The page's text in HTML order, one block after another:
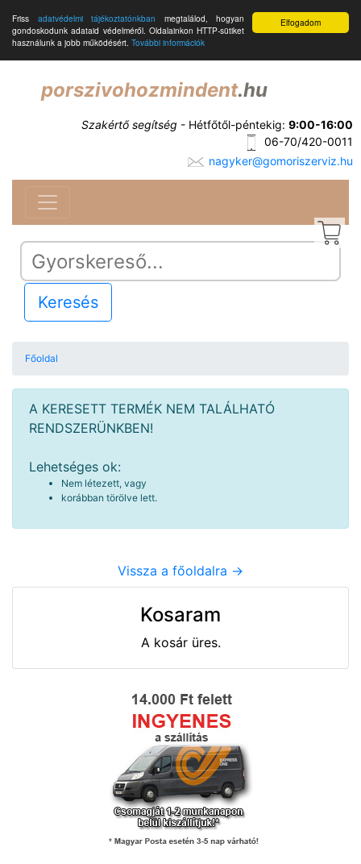
Elfogadom
Friss adatvédelmi tájékoztatónkban megtalálod, hogyan
gondoskodunk adataid védelméről. Oldalainkon HTTP-sütiket
használunk a jobb működésért. További információk
porszivohozmindent.hu
Szakértő segítség - Hétfőtől-péntekig: 9:00-16:00
06-70/420-0011
nagyker@gomoriszerviz.hu
Keresés
Főoldal
A KERESETT TERMÉK NEM TALÁLHATÓ
RENDSZERÜNKBEN!
Lehetséges ok:
Nem létezett, vagy
korábban törölve lett.
Vissza a főoldalra ->
Kosaram
A kosár üres.